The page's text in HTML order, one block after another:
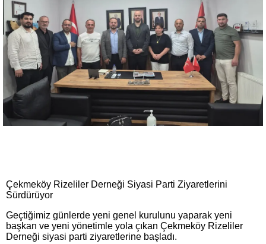
Çekmeköy Rizeliler Derneği Siyasi Parti Ziyaretlerini
Sürdürüyor
Geçtiğimiz günlerde yeni genel kurulunu yaparak yeni
başkan ve yeni yönetimle yola çıkan Çekmeköy Rizeliler
Derneği siyasi parti ziyaretlerine başladı.